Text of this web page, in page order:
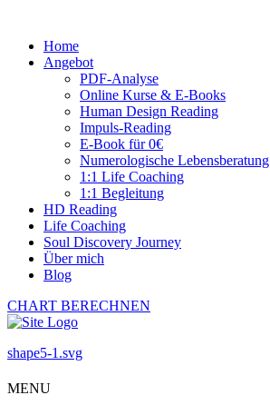
Home
Angebot
PDF-Analyse
Online Kurse & E-Books
Human Design Reading
Impuls-Reading
E-Book für 0€
Numerologische Lebensberatung
1:1 Life Coaching
1:1 Begleitung
HD Reading
Life Coaching
Soul Discovery Journey
Über mich
Blog
CHART BERECHNEN
shape5-1.svg
MENU